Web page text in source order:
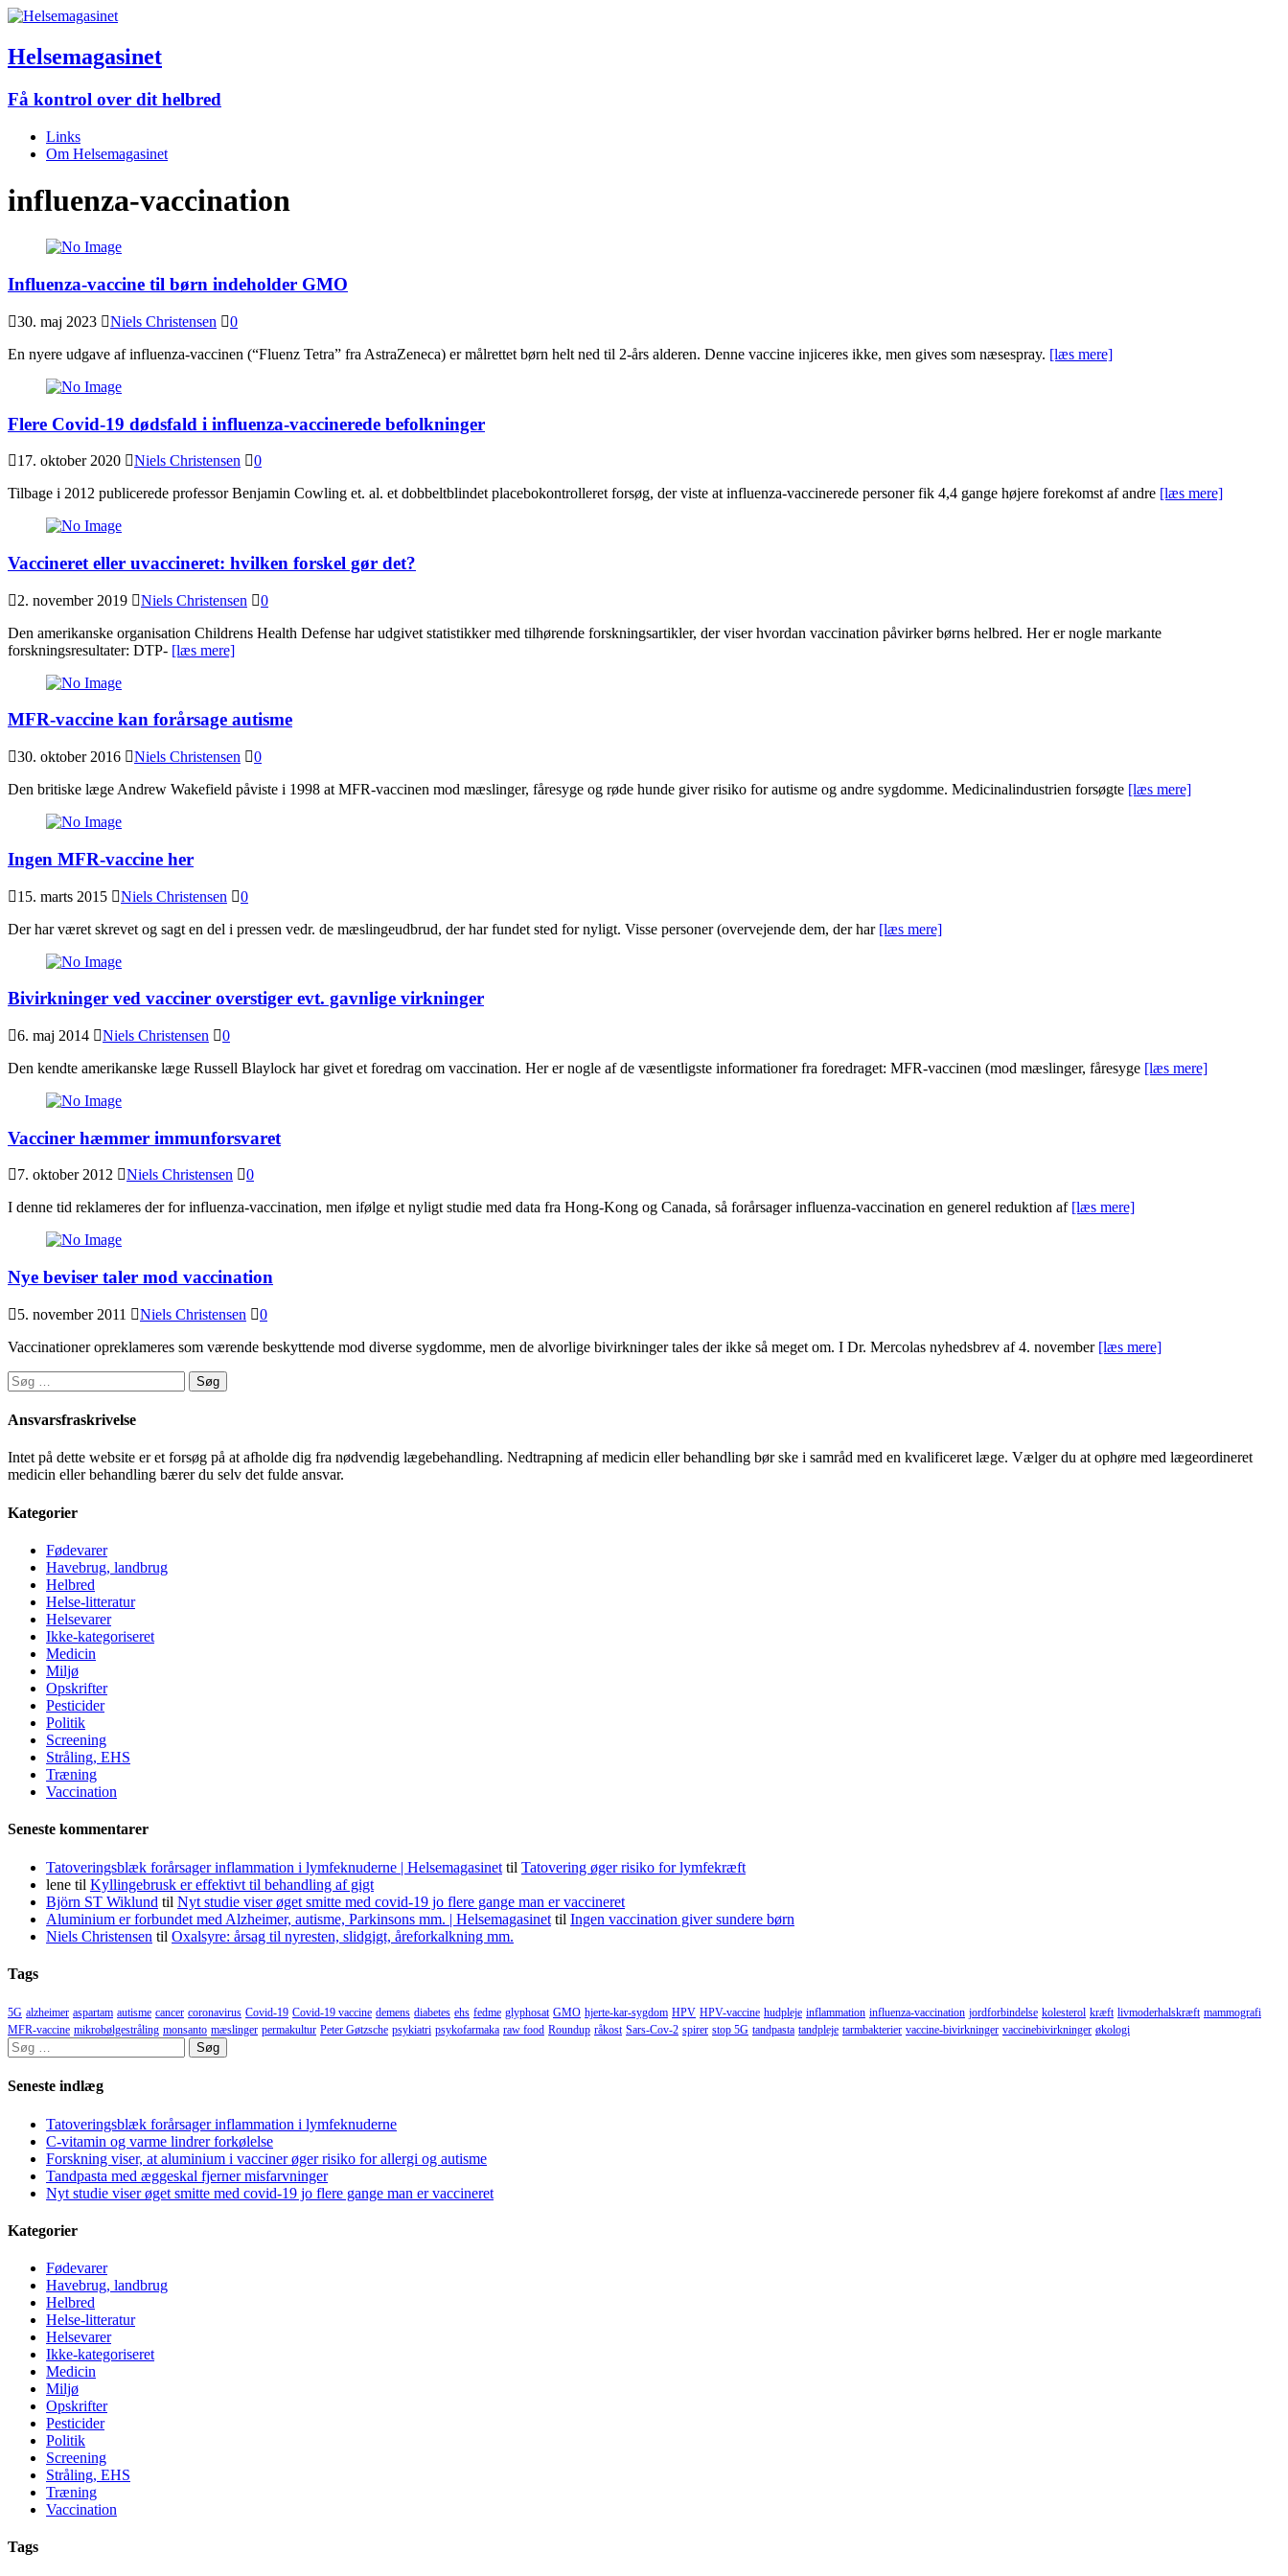
Helsemagasinet
Få kontrol over dit helbred
Links
Om Helsemagasinet
influenza-vaccination
Influenza-vaccine til børn indeholder GMO
30. maj 2023 Niels Christensen
0
En nyere udgave af influenza-vaccinen (“Fluenz Tetra” fra AstraZeneca) er målrettet børn helt ned til 2-års alderen. Denne vaccine injiceres ikke, men gives som næsespray. [læs mere]
Flere Covid-19 dødsfald i influenza-vaccinerede befolkninger
17. oktober 2020 Niels Christensen
0
Tilbage i 2012 publicerede professor Benjamin Cowling et. al. et dobbeltblindet placebokontrolleret forsøg, der viste at influenza-vaccinerede personer fik 4,4 gange højere forekomst af andre [læs mere]
Vaccineret eller uvaccineret: hvilken forskel gør det?
2. november 2019 Niels Christensen
0
Den amerikanske organisation Childrens Health Defense har udgivet statistikker med tilhørende forskningsartikler, der viser hvordan vaccination påvirker børns helbred. Her er nogle markante
forskningsresultater: DTP- [læs mere]
MFR-vaccine kan forårsage autisme
30. oktober 2016 Niels Christensen
0
Den britiske læge Andrew Wakefield påviste i 1998 at MFR-vaccinen mod mæslinger, fåresyge og røde hunde giver risiko for autisme og andre sygdomme. Medicinalindustrien forsøgte [læs mere]
Ingen MFR-vaccine her
15. marts 2015 Niels Christensen
0
Der har været skrevet og sagt en del i pressen vedr. de mæslingeudbrud, der har fundet sted for nyligt. Visse personer (overvejende dem, der har [læs mere]
Bivirkninger ved vacciner overstiger evt. gavnlige virkninger
6. maj 2014 Niels Christensen
0
Den kendte amerikanske læge Russell Blaylock har givet et foredrag om vaccination. Her er nogle af de væsentligste informationer fra foredraget: MFR-vaccinen (mod mæslinger, fåresyge [læs mere]
Vacciner hæmmer immunforsvaret
7. oktober 2012 Niels Christensen
0
I denne tid reklameres der for influenza-vaccination, men ifølge et nyligt studie med data fra Hong-Kong og Canada, så forårsager influenza-vaccination en generel reduktion af [læs mere]
Nye beviser taler mod vaccination
5. november 2011 Niels Christensen
0
Vaccinationer opreklameres som værende beskyttende mod diverse sygdomme, men de alvorlige bivirkninger tales der ikke så meget om. I Dr. Mercolas nyhedsbrev af 4. november [læs mere]
Søg
efter:
Ansvarsfraskrivelse
Intet på dette website er et forsøg på at afholde dig fra nødvendig lægebehandling. Nedtrapning af medicin eller behandling bør ske i samråd med en kvalificeret læge. Vælger du at ophøre med lægeordineret
medicin eller behandling bærer du selv det fulde ansvar.
Kategorier
Fødevarer
Havebrug, landbrug
Helbred
Helse-litteratur
Helsevarer
Ikke-kategoriseret
Medicin
Miljø
Opskrifter
Pesticider
Politik
Screening
Stråling, EHS
Træning
Vaccination
Seneste kommentarer
Tatoveringsblæk forårsager inflammation i lymfeknuderne | Helsemagasinet til Tatovering øger risiko for lymfekræft
lene til Kyllingebrusk er effektivt til behandling af gigt
Björn ST Wiklund til Nyt studie viser øget smitte med covid-19 jo flere gange man er vaccineret
Aluminium er forbundet med Alzheimer, autisme, Parkinsons mm. | Helsemagasinet til Ingen vaccination giver sundere børn
Niels Christensen til Oxalsyre: årsag til nyresten, slidgigt, åreforkalkning mm.
Tags
5G alzheimer aspartam autisme cancer coronavirus Covid-19 Covid-19 vaccine demens diabetes ehs fedme glyphosat GMO hjerte-kar-sygdom HPV HPV-vaccine hudpleje inflammation influenza-vaccination jordforbindelse kolesterol kræft livmoderhalskræft mammografi
MFR-vaccine mikrobølgestråling monsanto mæslinger permakultur Peter Gøtzsche psykiatri psykofarmaka raw food Roundup råkost Sars-Cov-2 spirer stop 5G tandpasta tandpleje tarmbakterier vaccine-bivirkninger vaccinebivirkninger økologi
Søg
efter:
Seneste indlæg
Tatoveringsblæk forårsager inflammation i lymfeknuderne
C-vitamin og varme lindrer forkølelse
Forskning viser, at aluminium i vacciner øger risiko for allergi og autisme
Tandpasta med æggeskal fjerner misfarvninger
Nyt studie viser øget smitte med covid-19 jo flere gange man er vaccineret
Kategorier
Fødevarer
Havebrug, landbrug
Helbred
Helse-litteratur
Helsevarer
Ikke-kategoriseret
Medicin
Miljø
Opskrifter
Pesticider
Politik
Screening
Stråling, EHS
Træning
Vaccination
Tags